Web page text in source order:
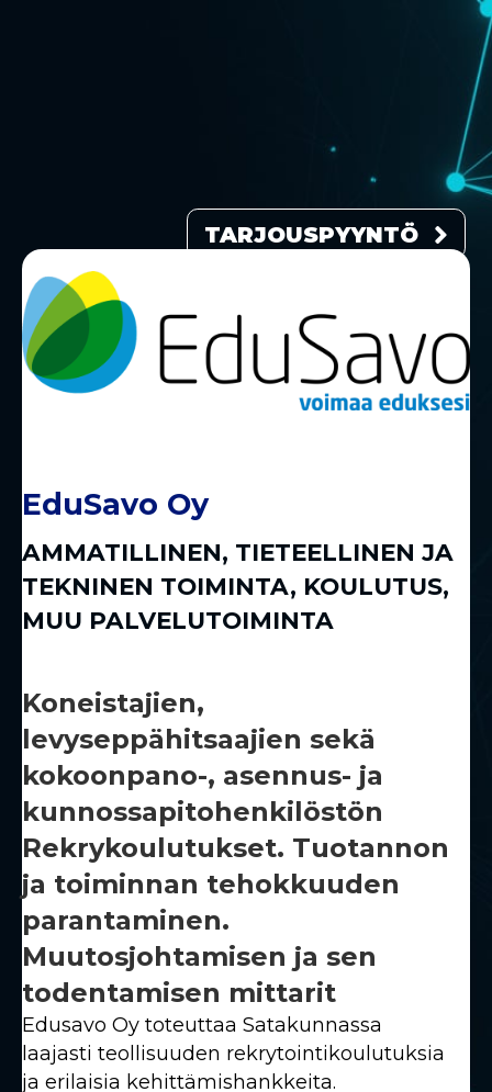
TARJOUSPYYNTÖ
EduSavo Oy
AMMATILLINEN, TIETEELLINEN JA
TEKNINEN TOIMINTA, KOULUTUS,
MUU PALVELUTOIMINTA
Koneistajien,
levyseppähitsaajien sekä
kokoonpano-, asennus- ja
kunnossapitohenkilöstön
Rekrykoulutukset. Tuotannon
ja toiminnan tehokkuuden
parantaminen.
Muutosjohtamisen ja sen
todentamisen mittarit
Edusavo Oy toteuttaa Satakunnassa
laajasti teollisuuden rekrytointikoulutuksia
ja erilaisia kehittämishankkeita.